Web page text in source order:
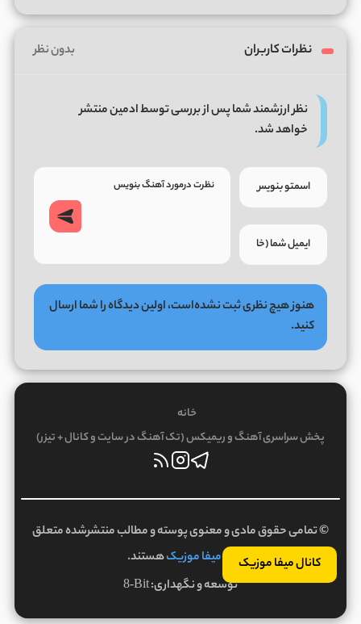
کانال میفا موزیک
نظرات کاربران بدون نظر
نظر ارزشمند شما پس از بررسی توسط ادمین منتشر
خواهد شد.
هنوز هیچ نظری ثبت نشده‌است، اولین دیدگاه را شما ارسال
کنید.
خانه
پخش سراسری آهنگ و ریمیکس (تک آهنگ در سایت و کانال + تیزر)
© تمامی حقوق مادی و معنوی پوسته و مطالب منتشرشده متعلق
بهمیفا موزیکهستند.
توسعه و نگهداری:8-Bit